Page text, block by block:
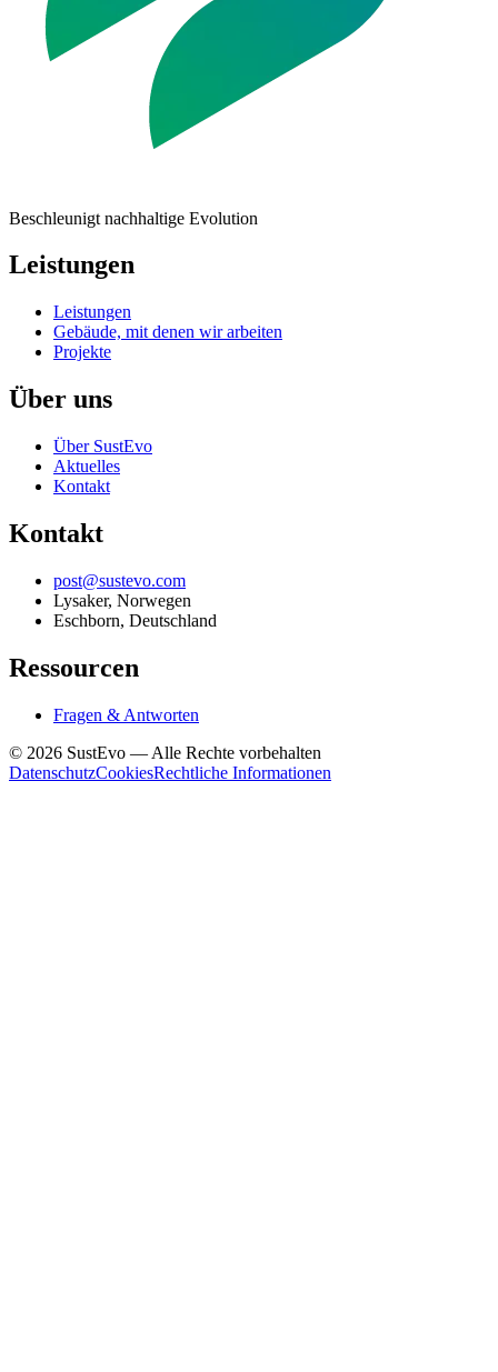
Beschleunigt nachhaltige Evolution
Leistungen
Leistungen
Gebäude, mit denen wir arbeiten
Projekte
Über uns
Über SustEvo
Aktuelles
Kontakt
Kontakt
post@sustevo.com
Lysaker, Norwegen
Eschborn, Deutschland
Ressourcen
Fragen & Antworten
© 2026 SustEvo — Alle Rechte vorbehalten
DatenschutzCookiesRechtliche Informationen